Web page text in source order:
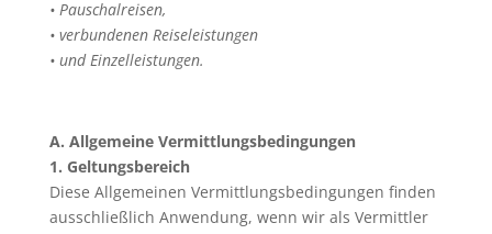
• Pauschalreisen,
• verbundenen Reiseleistungen
• und Einzelleistungen.
A. Allgemeine Vermittlungsbedingungen
1. Geltungsbereich
Diese Allgemeinen Vermittlungsbedingungen finden
ausschließlich Anwendung, wenn wir als Vermittler